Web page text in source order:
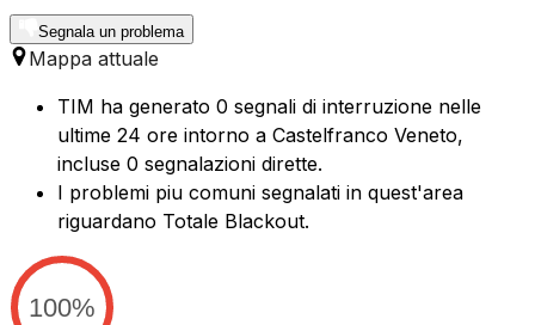
Segnala un problema
Mappa attuale
TIM ha generato 0 segnali di interruzione nelle
ultime 24 ore intorno a Castelfranco Veneto,
incluse 0 segnalazioni dirette.
I problemi piu comuni segnalati in quest'area
riguardano Totale Blackout.
100%